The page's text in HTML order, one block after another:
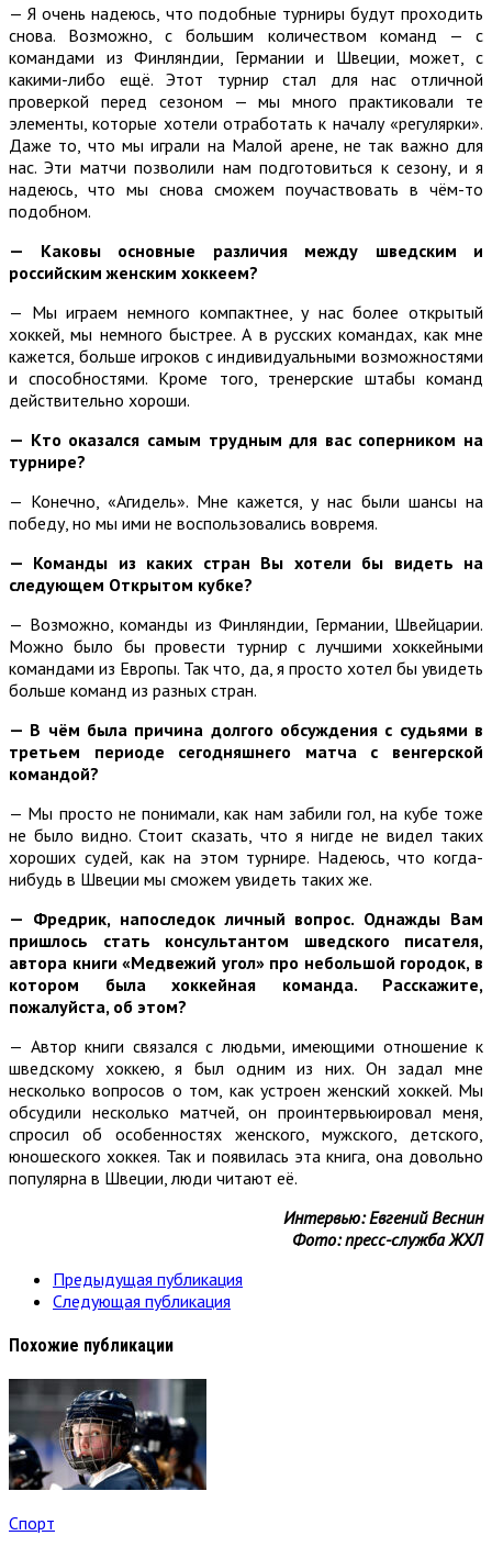
— Я очень надеюсь, что подобные турниры будут проходить
снова. Возможно, с большим количеством команд — с
командами из Финляндии, Германии и Швеции, может, с
какими-либо ещё. Этот турнир стал для нас отличной
проверкой перед сезоном — мы много практиковали те
элементы, которые хотели отработать к началу «регулярки».
Даже то, что мы играли на Малой арене, не так важно для
нас. Эти матчи позволили нам подготовиться к сезону, и я
надеюсь, что мы снова сможем поучаствовать в чём-то
подобном.
— Каковы основные различия между шведским и
российским женским хоккеем?
— Мы играем немного компактнее, у нас более открытый
хоккей, мы немного быстрее. А в русских командах, как мне
кажется, больше игроков с индивидуальными возможностями
и способностями. Кроме того, тренерские штабы команд
действительно хороши.
— Кто оказался самым трудным для вас соперником на
турнире?
— Конечно, «Агидель». Мне кажется, у нас были шансы на
победу, но мы ими не воспользовались вовремя.
— Команды из каких стран Вы хотели бы видеть на
следующем Открытом кубке?
— Возможно, команды из Финляндии, Германии, Швейцарии.
Можно было бы провести турнир с лучшими хоккейными
командами из Европы. Так что, да, я просто хотел бы увидеть
больше команд из разных стран.
— В чём была причина долгого обсуждения с судьями в
третьем периоде сегодняшнего матча с венгерской
командой?
— Мы просто не понимали, как нам забили гол, на кубе тоже
не было видно. Стоит сказать, что я нигде не видел таких
хороших судей, как на этом турнире. Надеюсь, что когда-
нибудь в Швеции мы сможем увидеть таких же.
— Фредрик, напоследок личный вопрос. Однажды Вам
пришлось стать консультантом шведского писателя,
автора книги «Медвежий угол» про небольшой городок, в
котором была хоккейная команда. Расскажите,
пожалуйста, об этом?
— Автор книги связался с людьми, имеющими отношение к
шведскому хоккею, я был одним из них. Он задал мне
несколько вопросов о том, как устроен женский хоккей. Мы
обсудили несколько матчей, он проинтервьюировал меня,
спросил об особенностях женского, мужского, детского,
юношеского хоккея. Так и появилась эта книга, она довольно
популярна в Швеции, люди читают её.
Интервью: Евгений Веснин
Фото: пресс-служба ЖХЛ
Предыдущая публикация
Следующая публикация
Похожие публикации
Спорт